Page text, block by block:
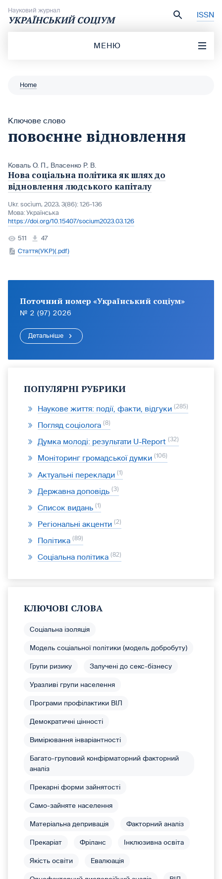
Науковий журнал
УКРАЇНСЬКИЙ СОЦІУМ ISSN
МЕНЮ
Home
Ключове слово
повоєнне відновлення
Коваль О. П., Власенко Р. В.
Нова соціальна політика як шлях до
відновлення людського капіталу
Ukr. socìum, 2023, 3(86): 126-136
Мова:Українська
https://doi.org/10.15407/socium2023.03.126
511
47
Стаття(УКР)(.pdf)
Поточний номер «Український соціум»
№ 2 (97) 2026
Детальніше
ПОПУЛЯРНІ РУБРИКИ
Наукове життя: події, факти, відгуки 285
Погляд соціолога 8
Думка молоді: результати U-Report 32
Моніторинг громадської думки 106
Актуальні переклади 1
Державна доповідь 3
Список видань 1
Регіональні акценти 2
Політика 89
Соціальна політика 82
КЛЮЧОВІ СЛОВА
Соціальна ізоляція
Модель соціальної політики (модель добробуту)
Групи ризику Залучені до секс-бізнесу
Уразливі групи населення
Програми профілактики ВІЛ
Демократичні цінності
Вимірювання інваріантності
Багато-груповий конфірматорний факторний
аналіз
Прекарні форми зайнятості
Само-зайняте населення
Матеріальна депривація Факторний аналіз
Прекаріат Фріланс Інклюзивна освіта
Якість освіти Евалюація